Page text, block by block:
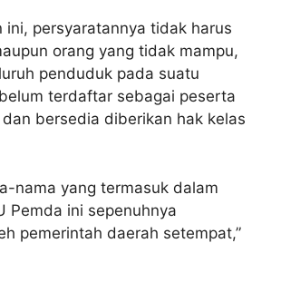
ini, persyaratannya tidak harus
orang yang tidak mampu,
penduduk pada suatu
terdaftar sebagai peserta
dan bersedia diberikan hak kelas
nama yang termasuk dalam
Pemda ini sepenuhnya
pemerintah daerah setempat,”